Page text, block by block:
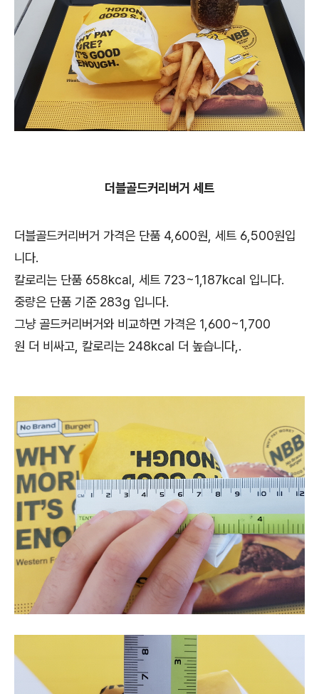
더블골드커리버거 세트
더블골드커리버거 가격은 단품 4,600원, 세트 6,500원입
니다.
칼로리는 단품 658kcal, 세트 723~1,187kcal 입니다.
중량은 단품 기준 283g 입니다.
그냥 골드커리버거와 비교하면 가격은 1,600~1,700
원 더 비싸고, 칼로리는 248kcal 더 높습니다,.